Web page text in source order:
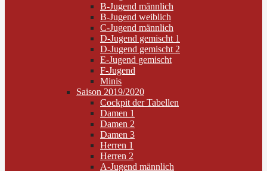
B-Jugend männlich
B-Jugend weiblich
C-Jugend männlich
D-Jugend gemischt 1
D-Jugend gemischt 2
E-Jugend gemischt
F-Jugend
Minis
Saison 2019/2020
Cockpit der Tabellen
Damen 1
Damen 2
Damen 3
Herren 1
Herren 2
A-Jugend männlich